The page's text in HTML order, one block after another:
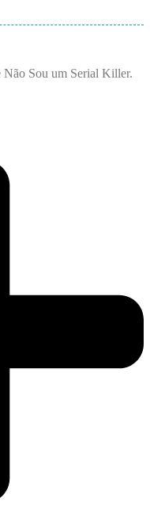
Sou um Serial Killer.